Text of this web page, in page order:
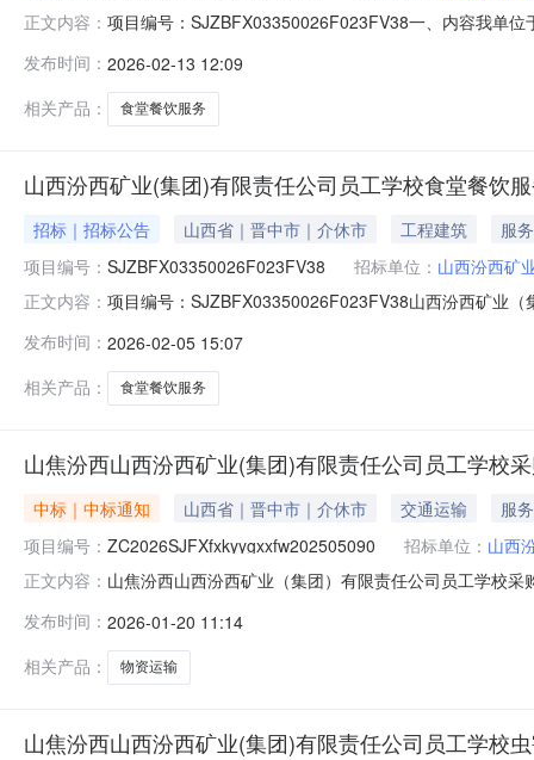
正文内容： 项目编号：SJZBFX03350026F023FV38一、内容我单
应文件截止时间及开启时间：2026年03月17日08:30（
发布时间： 2026-02-13 12:09
相关产品：
食堂餐饮服务
山西汾西矿业(集团)有限责任公司员工学校食堂餐饮
招标｜招标公告 山西省｜晋中市｜介休市 工程建筑
服务
项目编号： SJZBFX03350026F023FV38 招标单位： 山西汾西矿
正文内容： 项目编号：SJZBFX03350026F023FV38山西汾西矿业
目。1.2采购人：山西汾西矿业（集团）有限责任公司员
西汾西矿业（
发布时间： 2026-02-05 15:07
相关产品：
食堂餐饮服务
山焦汾西山西汾西矿业(集团)有限责任公司员工学校
中标｜中标通知 山西省｜晋中市｜介休市 交通运输
服务
项目编号： ZC2026SJFXfxkyygxxfw202505090 招标单位： 山西
正文内容： 山焦汾西山西汾西矿业（集团）有限责任公司员工学校
其他公示内容：无三、联系方式采购人：山西汾西矿业
发布时间： 2026-01-20 11:14
相关产品：
物资运输
山焦汾西山西汾西矿业(集团)有限责任公司员工学校